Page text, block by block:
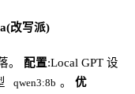
改写派)
。 配置:Local GPT 设
qwen3:8b 。优